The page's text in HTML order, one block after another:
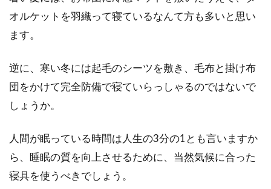
団地のお部屋には、和室のイメージが強いです
寒い季節、寝る時に体や顔周りが冷たくて、寝
つけないなんて経験ありませんか？あたたかい
状態で、...
オルケットを羽織って寝ているなんて方も多いと思い
ます。
逆に、寒い冬には起毛のシーツを敷き、毛布と掛け布
団をかけて完全防備で寝ていらっしゃるのではないで
しょうか。
人間が眠っている時間は人生の3分の1とも言いますか
ら、睡眠の質を向上させるために、当然気候に合った
寝具を使うべきでしょう。